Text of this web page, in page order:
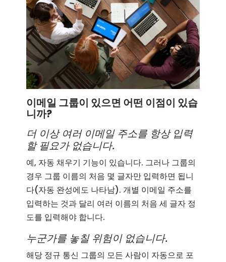
이메일 그룹이 있으면 어떤 이점이 있습
니까?
더 이상 여러 이메일 주소를 항상 입력
할 필요가 없습니다.
예, 자동 채우기 기능이 있습니다. 그러나 그룹의
경우 그룹 이름의 처음 몇 글자만 입력하면 됩니
다(자동 완성에도 나타남). 개별 이메일 주소를
입력하는 것과 달리 여러 이름의 처음 세 글자 정
도를 입력해야 합니다.
누군가를 놓칠 위험이 없습니다.
해당 정규 통신 그룹의 모든 사람이 자동으로 포